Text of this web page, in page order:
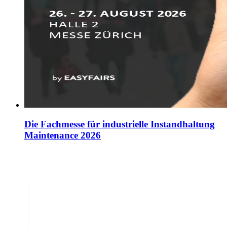
Die Fachmesse für industrielle Instandhaltung
Maintenance 2026